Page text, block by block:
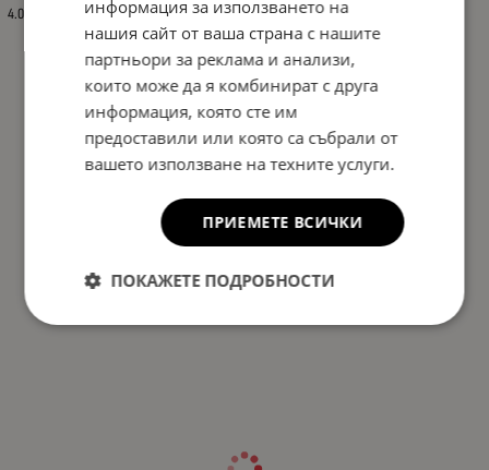
4.00
информация за използването на
нашия сайт от ваша страна с нашите
партньори за реклама и анализи,
които може да я комбинират с друга
информация, която сте им
предоставили или която са събрали от
вашето използване на техните услуги.
ПРИЕМЕТЕ ВСИЧКИ
ПОКАЖЕТЕ ПОДРОБНОСТИ